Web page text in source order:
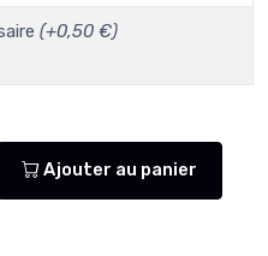
(+0,50 €)
Ajouter au panier